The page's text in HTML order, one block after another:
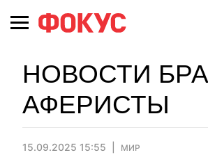
НОВОСТИ
АФЕРИСТЫ
15.09.2025 15:55 МИР